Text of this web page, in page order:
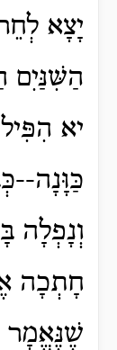
יָצָא
הַשִּׁנַּיִם
יא
כַּוָּנָה--
וְנָפְלָה
חָתְכָה
שֶׁנֶּאֱמָר